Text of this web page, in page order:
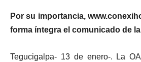
Por su importancia,
forma íntegra el comunicado de
Tegucigalpa- 13 de enero-. La